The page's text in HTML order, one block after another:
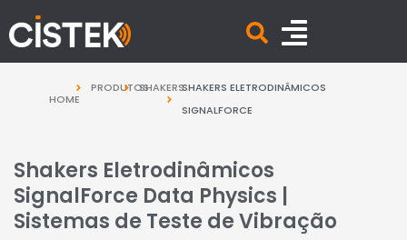
HOME
PRODUTOSSHAKERSSHAKERS ELETRODINÂMICOS
SIGNALFORCE
Shakers Eletrodinâmicos
SignalForce Data Physics |
Sistemas de Teste de Vibração